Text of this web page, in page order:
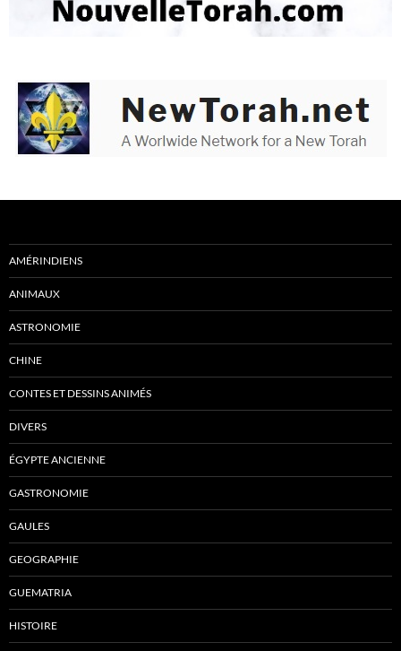
AMÉRINDIENS
ANIMAUX
ASTRONOMIE
CHINE
CONTES ET DESSINS ANIMÉS
DIVERS
ÉGYPTE ANCIENNE
GASTRONOMIE
GAULES
GEOGRAPHIE
GUEMATRIA
HISTOIRE